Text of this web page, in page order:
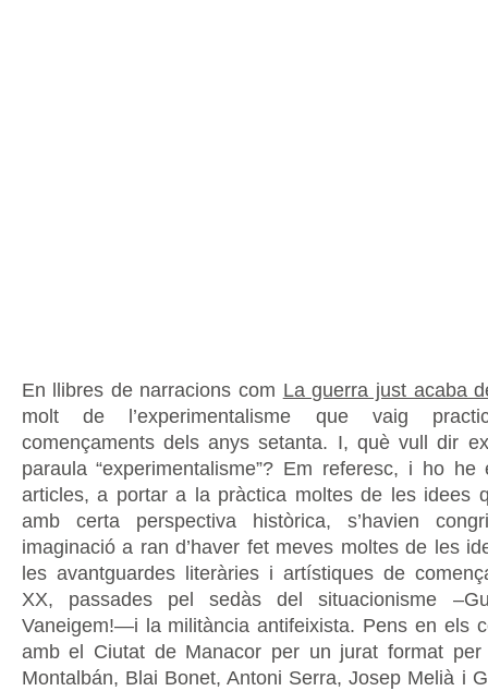
En llibres de narracions com La guerra just acaba
molt de l’experimentalisme que vaig
començaments dels anys setanta. I, què vull dir
paraula “experimentalisme”? Em referesc, i ho
articles, a portar a la pràctica moltes de les idees
amb certa perspectiva històrica, s’havien
imaginació a ran d’haver fet meves moltes de les
les avantguardes literàries i artístiques de
XX, passades pel sedàs del situacionisme
Vaneigem!—i la militància antifeixista. Pens en els
amb el Ciutat de Manacor per un jurat format per
Montalbán, Blai Bonet, Antoni Serra, Josep Melià i